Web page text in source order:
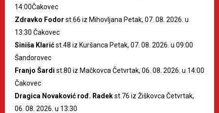
14:00Čakovec
Zdravko Fodor st.66 iz Mihovljana Petak, 07. 08. 2026. u
13:30 Čakovec
Siniša Klarićst.48 iz Kuršanca Petak, 07. 08. 2026. u 09:00
Šandorovec
Franjo Šardi st.80 iz Mačkovca Četvrtak, 06. 08. 2026. u 14:00
Čakovec
Dragica Novaković rođ. Radekst.76 iz Žiškovca Četvrtak,
06. 08. 2026. u 13:30